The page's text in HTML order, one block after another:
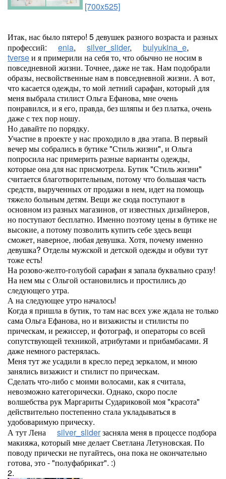
[700x525]
Итак, нас было пятеро! 5 девушек разного возраста и разных
профессий:
enia, silver_slider, bulyukina_e,
tverseи я примерили на себя то, что обычно не носим в
повседневной жизни. Точнее, даже не так. Нам подобрали
образы, несвойственные нам в повседневной жизни. А вот,
что касается одежды, то мой летний сарафан, который для
меня выбрала стилист Ольга Ефанова, мне очень
понравился, и я его, правда, без шляпы и без платка, очень
даже с тех пор ношу.
Но давайте по порядку.
Участие в проекте у нас проходило в два этапа. В первый
вечер мы собрались в бутике "Стиль жизни", и Ольга
попросила нас примерить разные варианты одежды,
которые она для нас присмотрела. Бутик "Стиль жизни"
считается благотворительным, потому что большая часть
средств, вырученных от продажи в нем, идет на помощь
тяжело больным детям. Вещи же сюда поступают в
основном из разных магазинов, от известных дизайнеров,
но поступают бесплатно. Именно поэтому цены в бутике не
высокие, а потому позволить купить себе здесь вещи
сможет, наверное, любая девушка. Хотя, почему именно
девушка? Отделы мужской и детской одежды и обуви тут
тоже есть!
На розово-желто-голубой сарафан я запала буквально сразу!
На нем мы с Ольгой остановились и простились до
следующего утра.
А на следующее утро началось!
Когда я пришла в бутик, то там нас всех уже ждала не только
сама Ольга Ефанова, но и визажисты и стилисты по
прическам, и режиссер, и фотограф, и операторы со всей
сопутствующей техникой, атрибутами и прибамбасами. Я
даже немного растерялась.
Меня тут же усадили в кресло перед зеркалом, и мною
занялись визажист и стилист по прическам.
Сделать что-либо с моими волосами, как я считала,
невозможно категорически. Однако, скоро после
волшебства рук Маргариты Судариковой моя "красота"
действительно постепенно стала укладываться в
удобоваримую прическу.
А тут Лена
silver_sliderзасняла меня в процессе подбора
макияжа, который мне делает Светлана Летуновская. По
поводу прически не пугайтесь, она пока не окончательно
готова, это - "полуфабрикат". :)
2.